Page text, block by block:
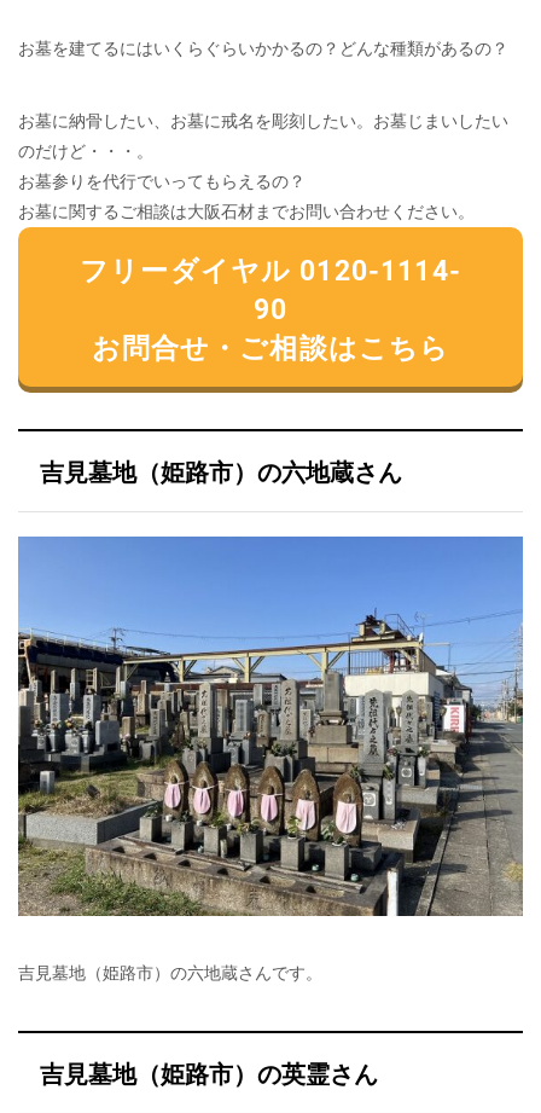
お墓を建てるにはいくらぐらいかかるの？どんな種類があるの？
お墓に納骨したい、お墓に戒名を彫刻したい。お墓じまいしたい
のだけど・・・。
お墓参りを代行でいってもらえるの？
お墓に関するご相談は大阪石材までお問い合わせください。
フリーダイヤル 0120-1114-
90
お問合せ・ご相談はこちら
吉見墓地（姫路市）の六地蔵さん
吉見墓地（姫路市）の六地蔵さんです。
吉見墓地（姫路市）の英霊さん